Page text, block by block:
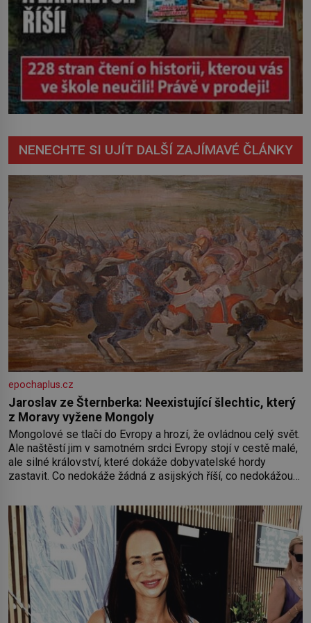
NENECHTE SI UJÍT DALŠÍ ZAJÍMAVÉ ČLÁNKY
epochaplus.cz
Jaroslav ze Šternberka: Neexistující šlechtic, který
z Moravy vyžene Mongoly
Mongolové se tlačí do Evropy a hrozí, že ovládnou celý svět.
Ale naštěstí jim v samotném srdci Evropy stojí v cestě malé,
ale silné království, které dokáže dobyvatelské hordy
zastavit. Co nedokáže žádná z asijských říší, co nedokážou
od roku 1223 postupují podél Kaspického a Azovského
moře,